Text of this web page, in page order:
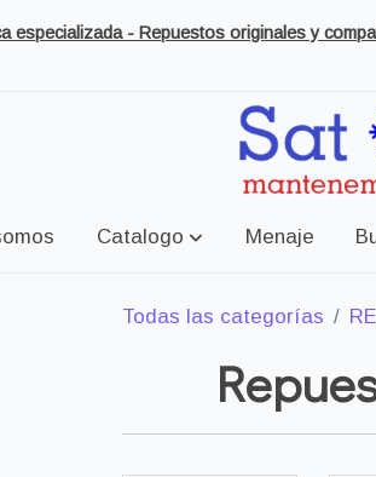
especializada - Repuestos originales y
Catalogo Menaje
Todas las categorías